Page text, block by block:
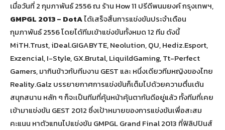
เมื่อวันที่ 2 กุมภาพันธ์ 2556 ณ ร้าน How 11 ปรีดีพนมยงค์ กรุงเทพฯ,
GMPGL 2013 – DotAได้เสร็จสิ้นการแข่งขันประจำเดือน
กุมภาพันธ์ 2556 โดยได้ทีมเข้าแข่งขันทั้งหมด 12 ทีม ดังนี้
MiTH.Trust, iDeal.GIGABYTE, Neolution, QU, Hediz.Esport,
Exzencial, I-Style, GX.Brutal, LiquildGaming, Tt-Perfect
Gamers, มากินข้าวกับทีมงาน GEST และ หนึ่งเดียวทีมหญิงของไทย
Reality.Galz บรรยายกาศการแข่งขันก็เต็มไปด้วยความตื่นเต้น
สนุกสนาน หลัก ๆ ก็จะเป็นทีมที่คุ้นหน้าคุ้นตากันดีอยู่แล้ว ทั้งทีมที่เคย
เข้ามาแข่งขัน GEST 2012 ซึ่งเป้าหมายของการแข่งขันเพื่อสะสม
คะแนน หาตัวแทนไปแข่งขัน GMPGL Grand Final 2013 ที่ฟิลิปปินส์